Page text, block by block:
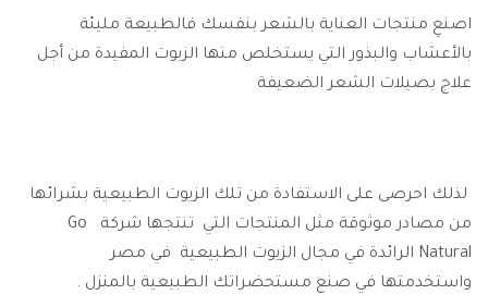
اصنعِ منتجات العناية بالشعر بنفسك فالطبيعة مليئة
بالأعشاب والبذور التي يستخلص منها الزيوت المفيدة من أجل
علاج بصيلات الشعر الضعيفة
لذلك احرصى على الاستفادة من تلك الزيوت الطبيعية بشرائها
من مصادر موثوقة مثل المنتجات التي تنتجها شركة Go
Natural الرائدة في مجال الزيوت الطبيعية في مصر
واستخدمتها في صنع مستحضراتك الطبيعية بالمنزل .